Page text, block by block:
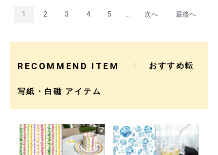
1 2 3 4 5 次へ 最後へ
RECOMMEND ITEM おすすめ転
写紙・白磁 アイテム